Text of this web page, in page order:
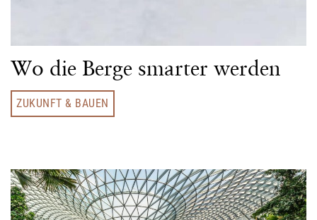
Wo die Berge smarter werden
ZUKUNFT & BAUEN